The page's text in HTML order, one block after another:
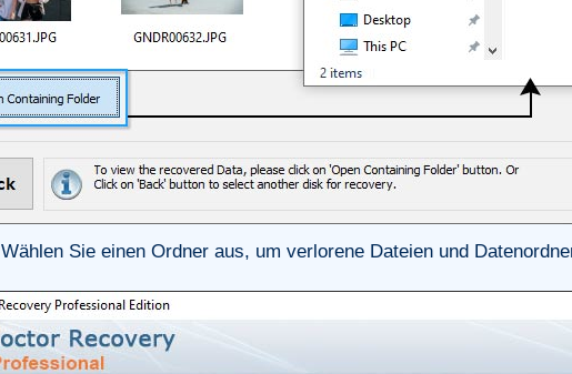
Wählen Sie einen Ordner aus, um verlorene Dateien und